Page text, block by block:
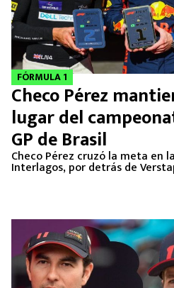
FÓRMULA 1
Checo Pérez
lugar del
GP de Brasil
Checo Pérez cruzó la meta en
Interlagos, por detrás de